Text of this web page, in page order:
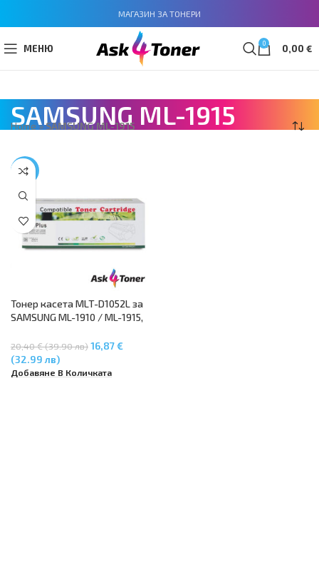
МАГАЗИН ЗА ТОНЕРИ
МЕНЮ 0 0,00 €
SAMSUNG ML-1915
Home»SAMSUNG ML-1915
-17%
Тонер касета MLT-D1052L за
SAMSUNG ML-1910 / ML-1915,
4623FN, ML-2525 / ML-2540/
ML-2580
20,40 € (39.90 лв)16,87 €
(32.99 лв)
Добавяне В Количката